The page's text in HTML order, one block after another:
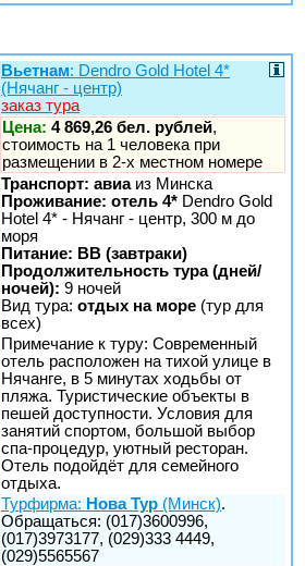
Вьетнам: Dendro Gold Hotel 4*
(Нячанг - центр)
заказ тура
Цена: 4 869,26 бел. рублей,
стоимость на 1 человека при
размещении в 2-х местном номере
Транспорт: авиаиз Минска
Проживание: отель 4* Dendro Gold
Hotel 4* - Нячанг - центр, 300 м до
моря
Питание: BB (завтраки)
Продолжительность тура (дней/
ночей): 9 ночей
Вид тура: отдых на море (тур для
всех)
Примечание к туру: Современный
отель расположен на тихой улице в
Нячанге, в 5 минутах ходьбы от
пляжа. Туристические объекты в
пешей доступности. Условия для
занятий спортом, большой выбор
спа-процедур, уютный ресторан.
Отель подойдёт для семейного
отдыха.
Турфирма: Нова Тур (Минск).
Обращаться: (017)3600996,
(017)3973177, (029)333 4449,
(029)5565567